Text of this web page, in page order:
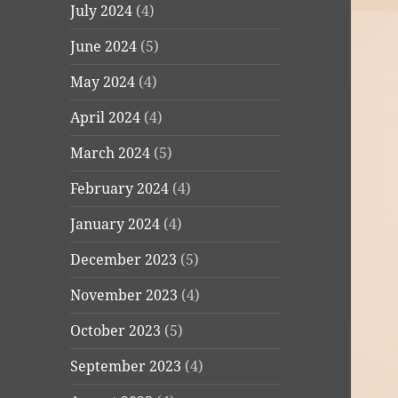
July 2024 (4)
June 2024 (5)
May 2024 (4)
April 2024 (4)
March 2024 (5)
February 2024 (4)
January 2024 (4)
December 2023 (5)
November 2023 (4)
October 2023 (5)
September 2023 (4)